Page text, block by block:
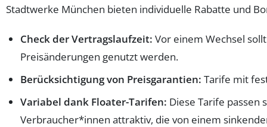
Stadtwerke München bieten individuelle Rabatte und
Check der Vertragslaufzeit: Vor einem Wechsel
Preisänderungen genutzt werden.
Berücksichtigung von Preisgarantien: Tarife mit
Variabel dank Floater-Tarifen: Diese Tarife passen
Verbraucher*innen attraktiv, die von einem